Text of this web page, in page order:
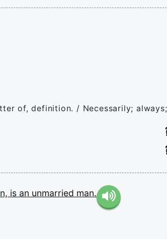
of, definition. / Necessarily;
is an unmarried man.